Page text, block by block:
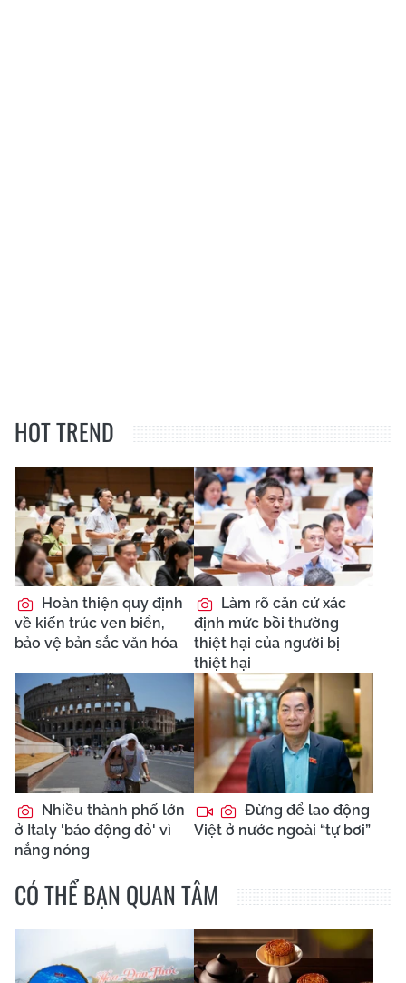
HOT TREND
Hoàn thiện quy định
về kiến trúc ven biển,
bảo vệ bản sắc văn hóa
Làm rõ căn cứ xác
định mức bồi thường
thiệt hại của người bị
thiệt hại
Nhiều thành phố lớn
ở Italy 'báo động đỏ' vì
nắng nóng
Đừng để lao động
Việt ở nước ngoài “tự bơi”
CÓ THỂ BẠN QUAN TÂM